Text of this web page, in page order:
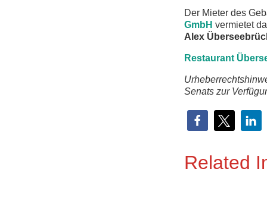
Der Mieter des
GmbH vermietet
Alex
Restaurant
Senats zur
Related